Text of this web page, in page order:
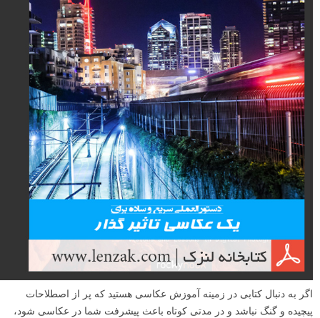
اگر به دنبال کتابی در زمینه آموزش عکاسی هستید که پر از اصطلاحات
پیچیده و گنگ نباشد و در مدتی کوتاه باعث پیشرفت شما در عکاسی شود،